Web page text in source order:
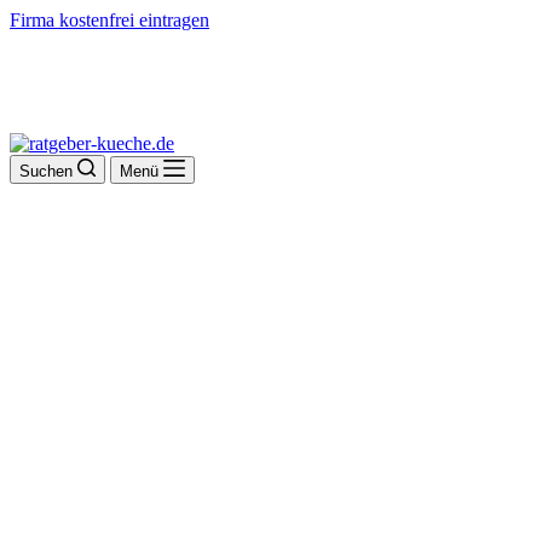
Firma kostenfrei eintragen
Suchen Menü